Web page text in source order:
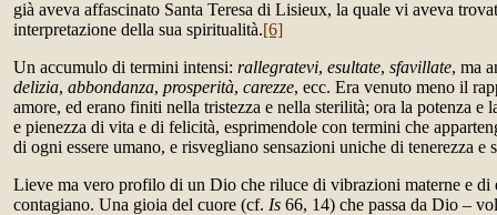
già aveva affascinato Santa Teresa di Lisieux, la quale vi aveva
interpretazione della sua spiritualità.[6]
Un accumulo di termini intensi: rallegratevi, esultate, sfavillate, ma
delizia, abbondanza, prosperità, carezze, ecc. Era venuto meno il
amore, ed erano finiti nella tristezza e nella sterilità; ora la potenza e
e pienezza di vita e di felicità, esprimendole con termini che
di ogni essere umano, e risvegliano sensazioni uniche di tenerezza e
Lieve ma vero profilo di un Dio che riluce di vibrazioni materne e di
contagiano. Una gioia del cuore (cf. Is 66, 14) che passa da Dio –